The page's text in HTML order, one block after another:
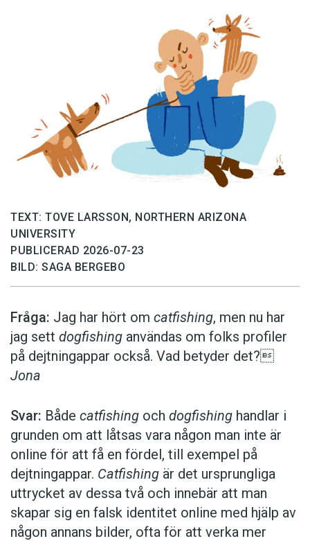
TEXT: TOVE LARSSON, NORTHERN ARIZONA
UNIVERSITY
PUBLICERAD 2026-07-23
BILD: SAGA BERGEBO
Fråga: Jag har hört om catfishing, men nu har
jag sett dogfishing användas om folks profiler
på dejtningappar också. Vad betyder det?
Jona
Svar: Både catfishing och dogfishing handlar i
grunden om att låtsas vara någon man inte är
online för att få en fördel, till exempel på
dejtningappar. Catfishing är det ursprungliga
uttrycket av dessa två och innebär att man
skapar sig en falsk identitet online med hjälp av
någon annans bilder, ofta för att verka mer